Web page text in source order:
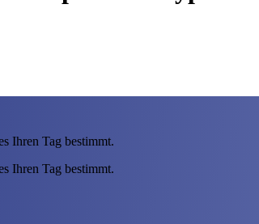
Ihren Tag bestimmt.
Ihren Tag bestimmt.